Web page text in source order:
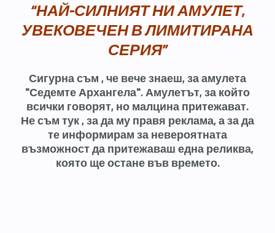
“НАЙ-СИЛНИЯТ НИ АМУЛЕТ,
УВЕКОВЕЧЕН В ЛИМИТИРАНА
СЕРИЯ”
Сигурна съм , че вече знаеш, за амулета
"Седемте Архангела". Амулетът, за който
всички говорят, но малцина притежават.
Не съм тук , за да му правя реклама, а за да
те информирам за невероятната
възможност да притежаваш една реликва,
която ще остане във времето.